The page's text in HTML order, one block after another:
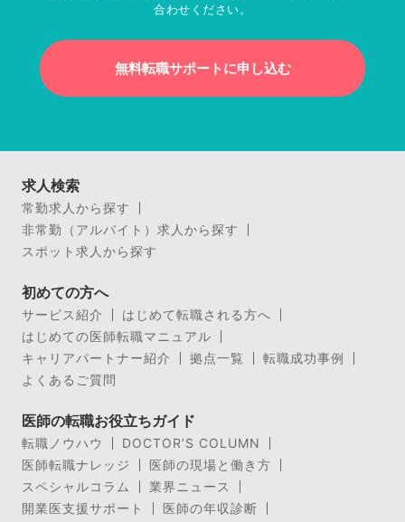
合わせください。
無料転職サポートに申し込む
求人検索
常勤求人から探す
非常勤（アルバイト）求人から探す
スポット求人から探す
初めての方へ
サービス紹介
はじめて転職される方へ
はじめての医師転職マニュアル
キャリアパートナー紹介
拠点一覧
転職成功事例
よくあるご質問
医師の転職お役立ちガイド
転職ノウハウ
DOCTOR’S COLUMN
医師転職ナレッジ
医師の現場と働き方
スペシャルコラム
業界ニュース
開業医支援サポート
医師の年収診断